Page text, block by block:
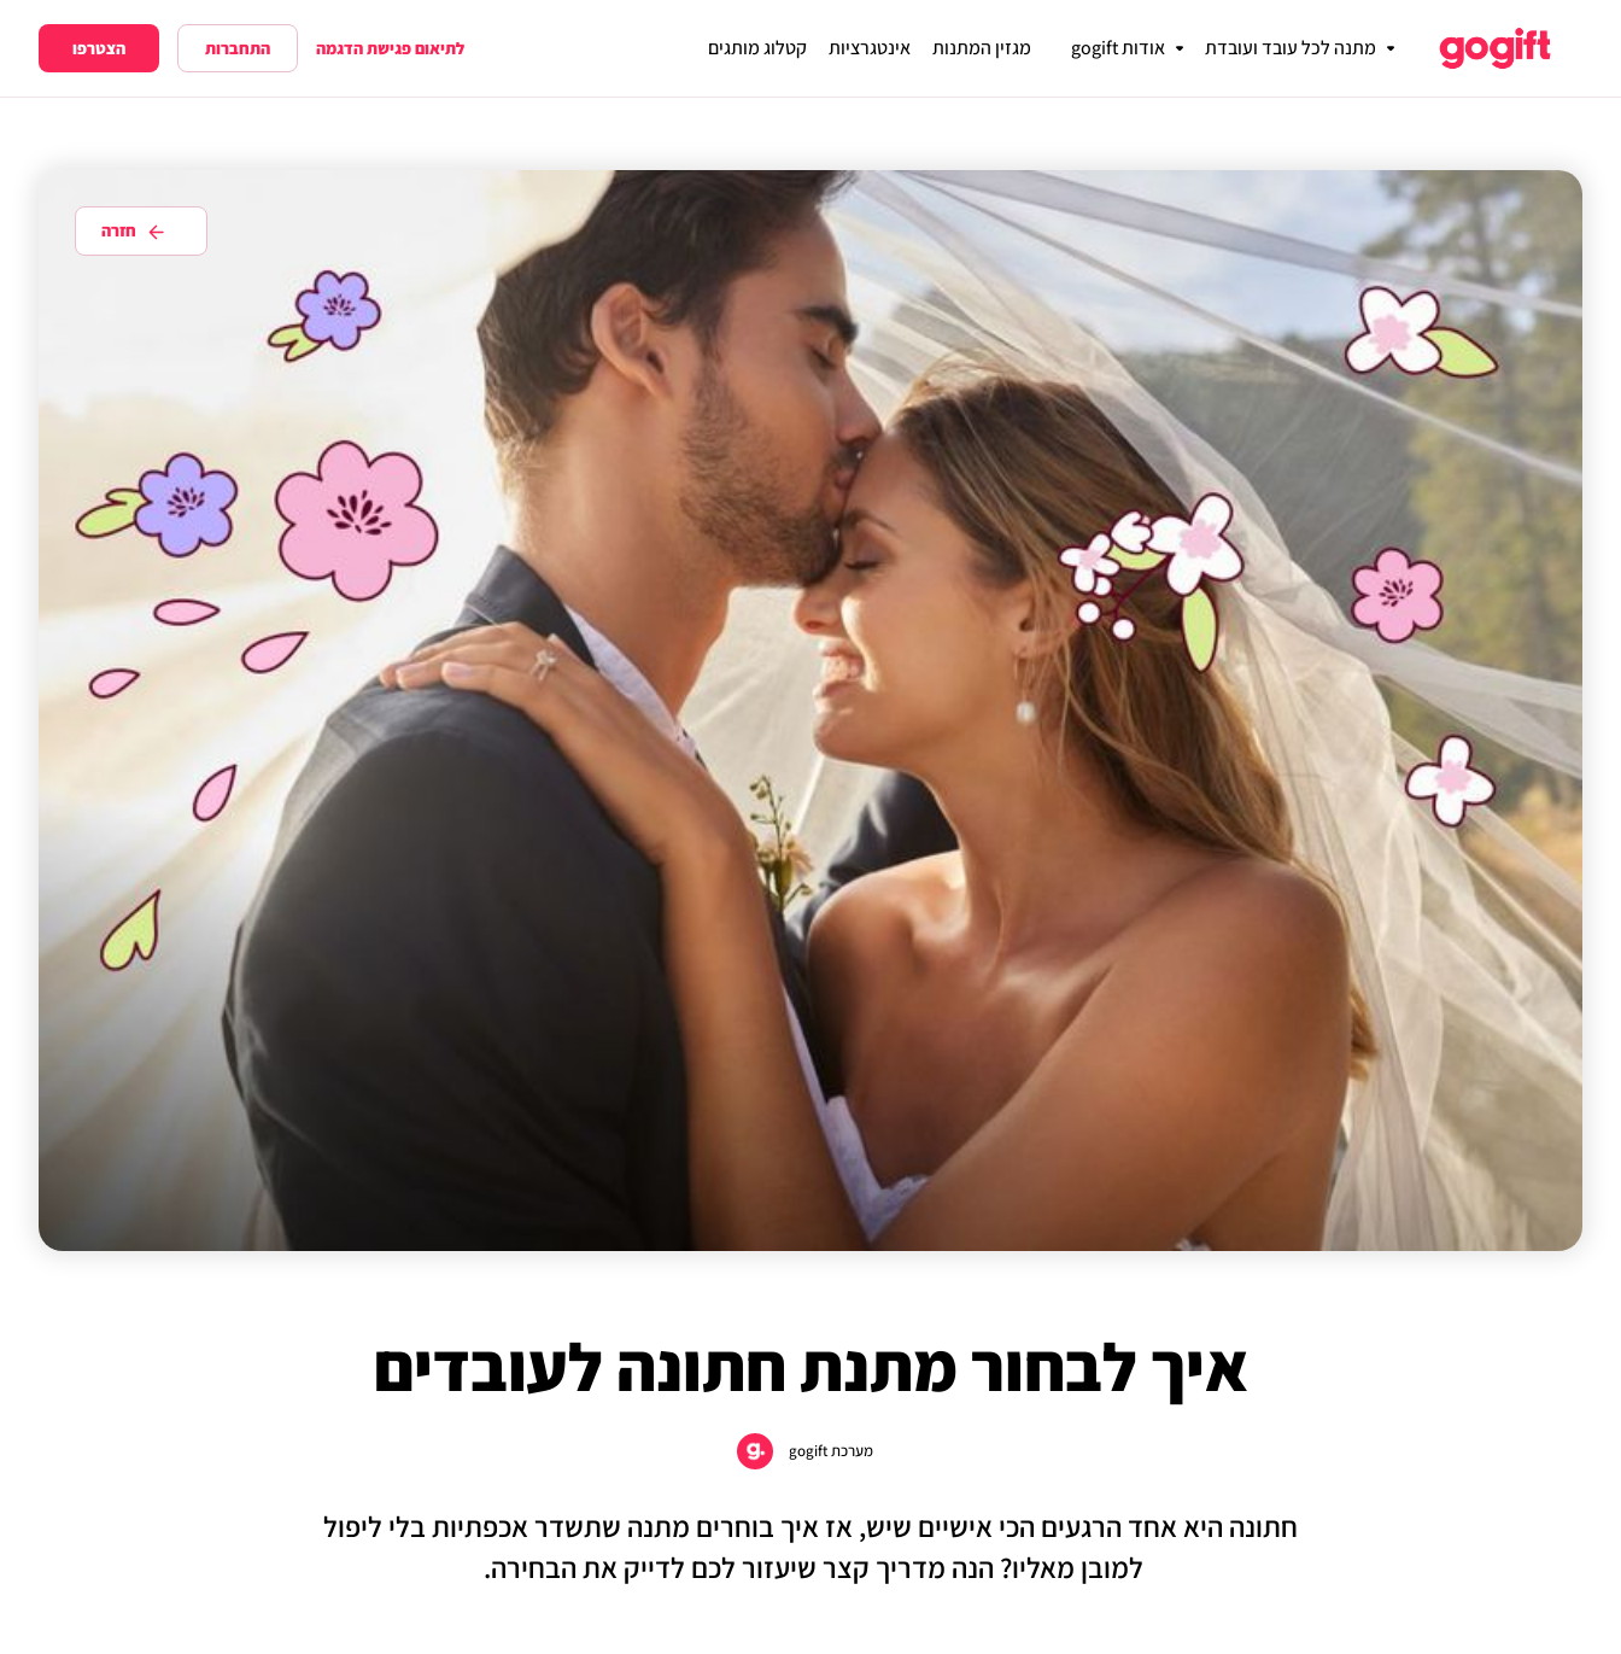
מתנה לכל עובד ועובדת אודות gogift מגזין המתנות אינטגרציות קטלוג מותגים לתיאום פגישת הדגמה התחברות הצטרפו
חזרה
איך לבחור מתנת חתונה לעובדים
מערכת gogift
חתונה היא אחד הרגעים הכי אישיים שיש, אז איך בוחרים מתנה שתשדר אכפתיות בלי ליפול
למובן מאליו? הנה מדריך קצר שיעזור לכם לדייק את הבחירה.